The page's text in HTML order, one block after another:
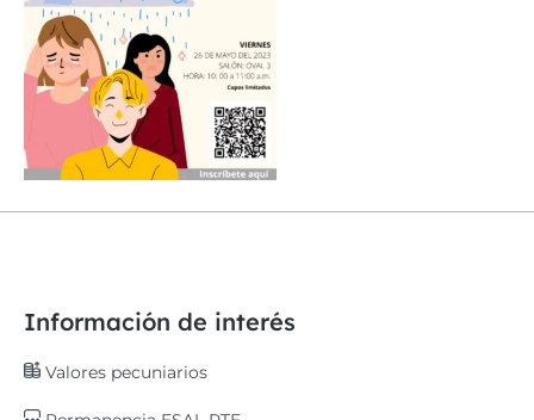
Información de interés
Valores pecuniarios